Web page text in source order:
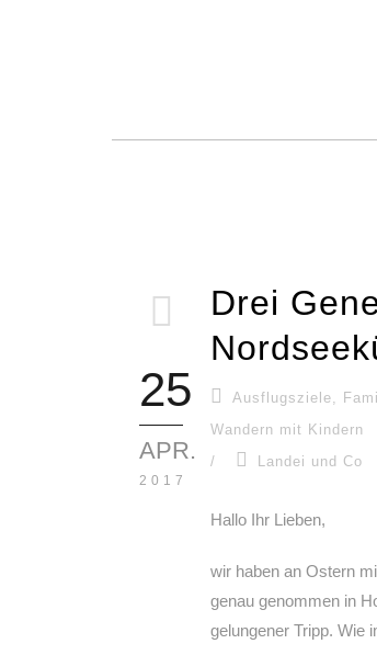
25
APR.
2017
Drei
Ausflugsziele,
Wandern mit Kindern
/
Landei und Co
Hallo Ihr Lieben,
wir haben an Ostern
genau genommen in
gelungener Tripp. Wie